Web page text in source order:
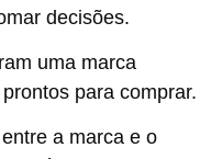
decisões.
uma marca
para comprar.
a marca e o